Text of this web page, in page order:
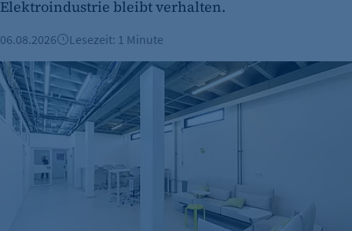
CMS TYPO3
Zweck:
Session-Cookie für die Verwaltung von
Benutzer-Sessions (z. B. bei Login, Umfrage
oder Formularen). Wird auch bei Caching zur
Identifizierung verwendet.
Cookie Laufzeit:
Elektroindustrie bleibt verhalten.
06.08.2026 Lesezeit: 1 Minute
Büroimmobilien Berlin: Starkes Wachstum im ersten